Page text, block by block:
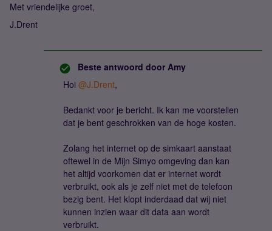
Met vriendelijke groet,
J.Drent
Beste antwoord door Amy
Hoi ​ @J.Drent,
Bedankt voor je bericht. Ik kan me voorstellen
dat je bent geschrokken van de hoge kosten.
Zolang het internet op de simkaart aanstaat
oftewel in de Mijn Simyo omgeving dan kan
het altijd voorkomen dat er internet wordt
verbruikt, ook als je zelf niet met de telefoon
bezig bent. Het klopt inderdaad dat wij niet
kunnen inzien waar dit data aan wordt
verbruikt.